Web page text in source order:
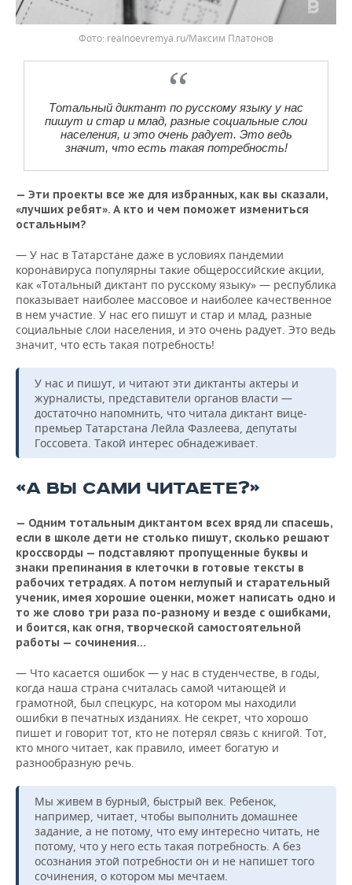
realnoevremya.ru/Максим Платонов
Тотальный диктант по русскому языку у нас
пишут и стар и млад, разные социальные слои
населения, и это очень радует. Это ведь
значит, что есть такая потребность!
— Эти проекты все же для избранных, как вы сказали,
«лучших ребят». А кто и чем поможет измениться
остальным?
— У нас в Татарстане даже в условиях пандемии
коронавируса популярны такие общероссийские акции,
как «Тотальный диктант по русскому языку» — республика
показывает наиболее массовое и наиболее качественное
в нем участие. У нас его пишут и стар и млад, разные
социальные слои населения, и это очень радует. Это ведь
значит, что есть такая потребность!
У нас и пишут, и читают эти диктанты актеры и
журналисты, представители органов власти —
достаточно напомнить, что читала диктант вице-
премьер Татарстана Лейла Фазлеева, депутаты
Госсовета. Такой интерес обнадеживает.
«А ВЫ САМИ ЧИТАЕТЕ?»
— Одним тотальным диктантом всех вряд ли спасешь,
если в школе дети не столько пишут, сколько решают
кроссворды — подставляют пропущенные буквы и
знаки препинания в клеточки в готовые тексты в
рабочих тетрадях. А потом неглупый и старательный
ученик, имея хорошие оценки, может написать одно и
то же слово три раза по-разному и везде с ошибками,
и боится, как огня, творческой самостоятельной
работы — сочинения…
— Что касается ошибок — у нас в студенчестве, в годы,
когда наша страна считалась самой читающей и
грамотной, был спецкурс, на котором мы находили
ошибки в печатных изданиях. Не секрет, что хорошо
пишет и говорит тот, кто не потерял связь с книгой. Тот,
кто много читает, как правило, имеет богатую и
разнообразную речь.
Мы живем в бурный, быстрый век. Ребенок,
например, читает, чтобы выполнить домашнее
задание, а не потому, что ему интересно читать, не
потому, что у него есть такая потребность. А без
осознания этой потребности он и не напишет того
сочинения, о котором мы мечтаем.